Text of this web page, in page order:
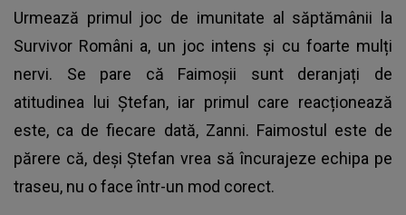
Urmează primul joc de imunitate al săptămânii la
Survivor Români a, un joc intens și cu foarte mulți
nervi. Se pare că Faimoșii sunt deranjați de
atitudinea lui Ștefan, iar primul care reacționează
este, ca de fiecare dată, Zanni. Faimostul este de
părere că, deși Ștefan vrea să încurajeze echipa pe
traseu, nu o face într-un mod corect.